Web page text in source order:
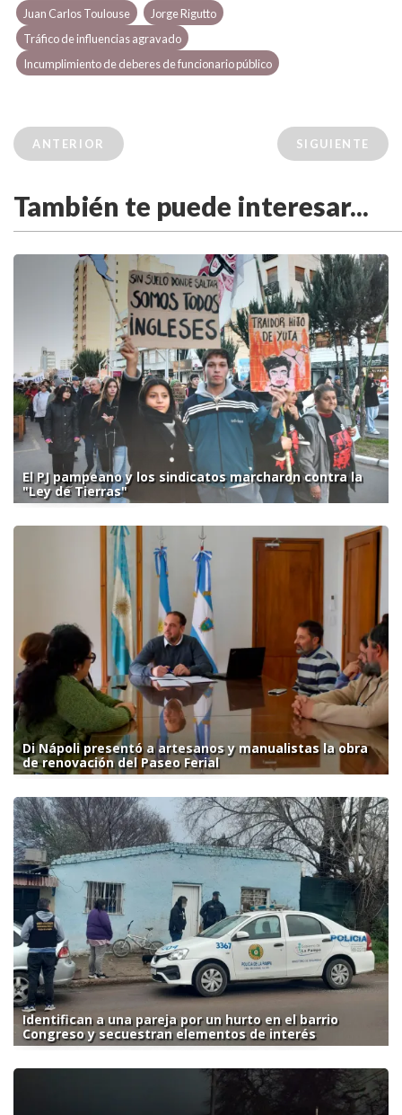
Juan Carlos Toulouse
Jorge Rigutto
Tráfico de influencias agravado
Incumplimiento de deberes de funcionario público
ANTERIOR SIGUIENTE
También te puede interesar...
El PJ pampeano y los sindicatos marcharon contra la
"Ley de Tierras"
Di Nápoli presentó a artesanos y manualistas la obra
de renovación del Paseo Ferial
Identifican a una pareja por un hurto en el barrio
Congreso y secuestran elementos de interés